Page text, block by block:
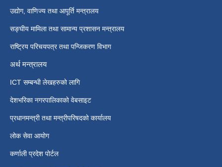
उद्योग, वाणिज्य तथा आपूर्ति मन्त्रालय
सङ्घीय मामिला तथा सामान्य प्रशासन मन्त्रालय
राष्ट्रिय परिचयपत्र तथा पन्जिकरण विभाग
अर्थ मन्त्रालय
ICT सम्बन्धी लेखहरुको लागि
देशभरिका नगरपालिकाको वेबसाइट
प्रधानमन्त्री तथा मन्त्रीपरिषदको कार्यालय
लोक सेवा आयोग
कर्णाली प्रदेश पोर्टल